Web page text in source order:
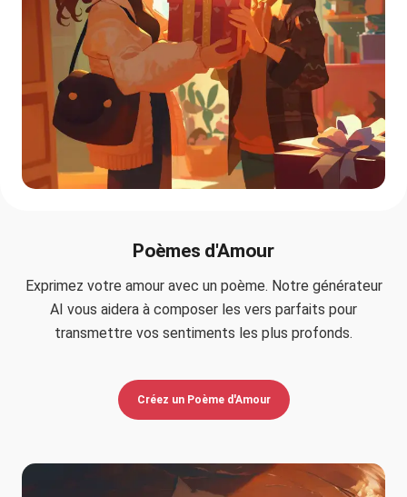
Poèmes d'Amour
Exprimez votre amour avec un poème. Notre générateur
AI vous aidera à composer les vers parfaits pour
transmettre vos sentiments les plus profonds.
Créez un Poème d'Amour